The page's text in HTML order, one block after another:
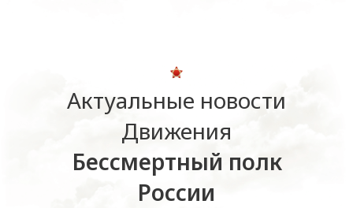
Актуальные новости
Движения
Бессмертный полк
России